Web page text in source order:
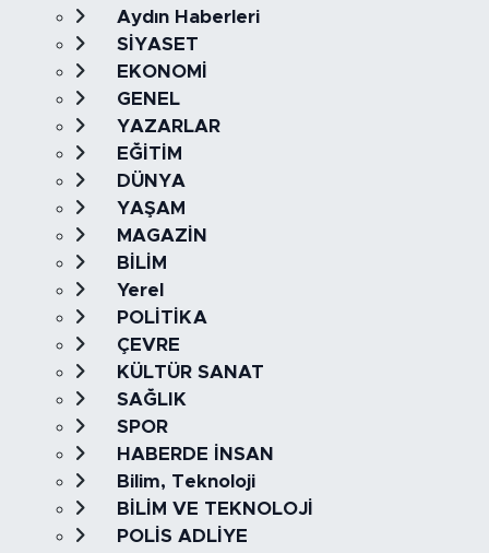
Aydın Haberleri
SİYASET
EKONOMİ
GENEL
YAZARLAR
EĞİTİM
DÜNYA
YAŞAM
MAGAZİN
BİLİM
Yerel
POLİTİKA
ÇEVRE
KÜLTÜR SANAT
SAĞLIK
SPOR
HABERDE İNSAN
Bilim, Teknoloji
BİLİM VE TEKNOLOJİ
POLİS ADLİYE